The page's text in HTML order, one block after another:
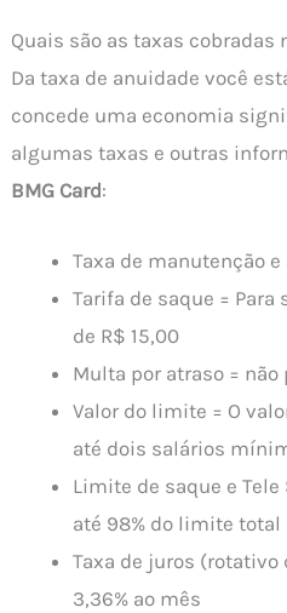
Quais são as taxas cobradas
Da taxa de anuidade você
concede uma economia
algumas taxas e outras
BMG Card:
Taxa de manutenção
Tarifa de saque =
de R$ 15,00
Multa por atraso = não
Valor do limite = O
até dois salários
Limite de saque e Tele
até 98% do limite total
Taxa de juros (rotativo
3,36% ao mês